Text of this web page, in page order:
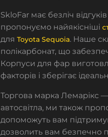
SkloFar має безліч
пропонуємо найякісніші
для Toyota Sequoia. Наше
полікарбонат, що
Корпуси для фар
факторів і зберігає
Торгова марка Лемарікс —
автосвітла, ми також
допоможуть вам
дозволить вам безпечно